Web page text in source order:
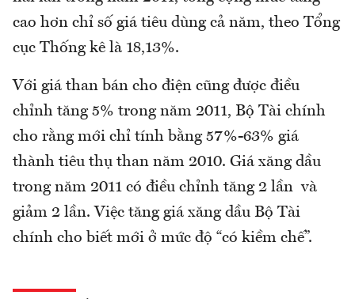
cao hơn chỉ số giá tiêu dùng cả năm, theo Tổng
cục Thống kê là 18,13%.
Với giá than bán cho điện cũng được điều
chỉnh tăng 5% trong năm 2011, Bộ Tài chính
cho rằng mới chỉ tính bằng 57%-63% giá
thành tiêu thụ than năm 2010. Giá xăng dầu
trong năm 2011 có điều chỉnh tăng 2 lần và
giảm 2 lần. Việc tăng giá xăng dầu Bộ Tài
chính cho biết mới ở mức độ “có kiềm chế”.